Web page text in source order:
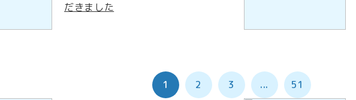
だきました
1 2 3 ...
51